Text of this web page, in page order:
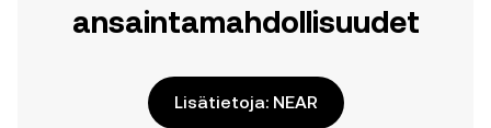
ansaintamahdollisuudet
Lisätietoja: NEAR